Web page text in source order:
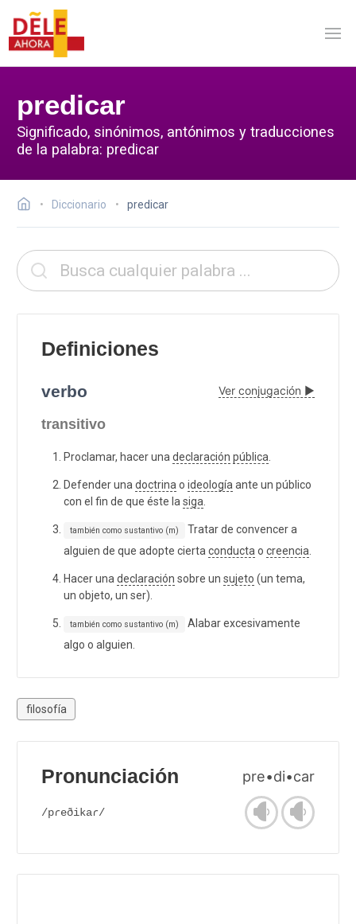
predicar
Significado, sinónimos, antónimos y traducciones
de la palabra: predicar
Diccionario predicar
Definiciones
verbo Ver conjugación ▶
transitivo
Proclamar, hacer una declaración pública
Defender una doctrina o ideología ante un público
con el fin de que éste la siga
también como sustantivo (m)
Tratar de convencer a
alguien de que adopte cierta conducta o creencia
Hacer una declaración sobre un sujeto (un tema,
un objeto, un ser).
también como sustantivo (m)
Alabar excesivamente
algo o alguien.
filosofía
Pronunciación pre•di•car
/pɾeðikaɾ/